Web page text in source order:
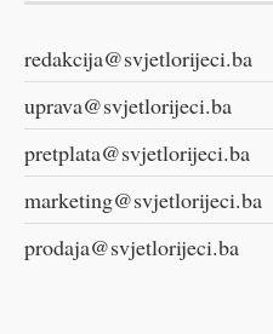
redakcija@svjetlorijeci.ba
uprava@svjetlorijeci.ba
pretplata@svjetlorijeci.ba
marketing@svjetlorijeci.ba
prodaja@svjetlorijeci.ba